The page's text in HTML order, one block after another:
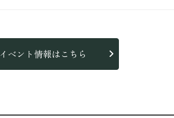
イベント情報はこちら